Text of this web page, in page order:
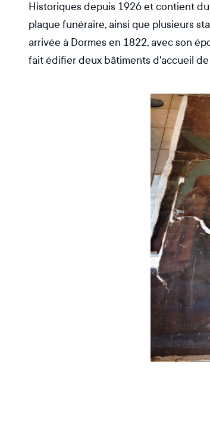
Historiques depuis 1926 et contient
plaque funéraire, ainsi que plusieurs
arrivée à Dormes en 1822, avec son
fait édifier deux bâtiments d'accueil